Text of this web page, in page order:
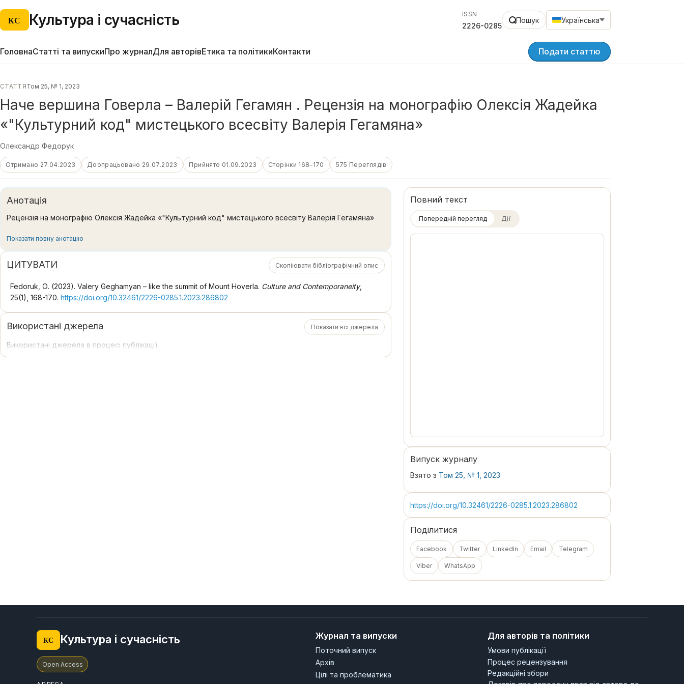
КС Культура і сучасність ISSN
2226-0285
Пошук Українська
ГоловнаСтатті та випускиПро журналДля авторівЕтика та політикиКонтакти Подати статтю
СТАТТЯТом 25, № 1, 2023
Наче вершина Говерла – Валерій Гегамян . Рецензія на монографію Олексія Жадейка
«"Культурний код" мистецького всесвіту Валерія Гегамяна»
Олександр Федорук
Отримано 27.04.2023 Доопрацьовано 29.07.2023 Прийнято 01.09.2023 Сторінки 168–170 575 Переглядів
Анотація
Рецензія на монографію Олексія Жадейка «"Культурний код" мистецького всесвіту Валерія Гегамяна»
Показати повну анотацію
ЦИТУВАТИ Скопіювати бібліографічний опис
Fedoruk, О. (2023). Valery Geghamyan – like the summit of Mount Hoverla. Culture and Contemporaneity,
25(1), 168-170. https://doi.org/10.32461/2226-0285.1.2023.286802
Використані джерела Показати всі джерела
Використані джерела в процесі публікації
Повний текст
Попередній перегляд Дії
Випуск журналу
Взято з Том 25, № 1, 2023
https://doi.org/10.32461/2226-0285.1.2023.286802
Поділитися
Facebook Twitter LinkedIn Email Telegram
Viber WhatsApp
КС Культура і сучасність
Open Access
Журнал та випуски
Поточний випуск
Архів
Цілі та проблематика
Для авторів та політики
Умови публікації
Процес рецензування
Редакційні збори